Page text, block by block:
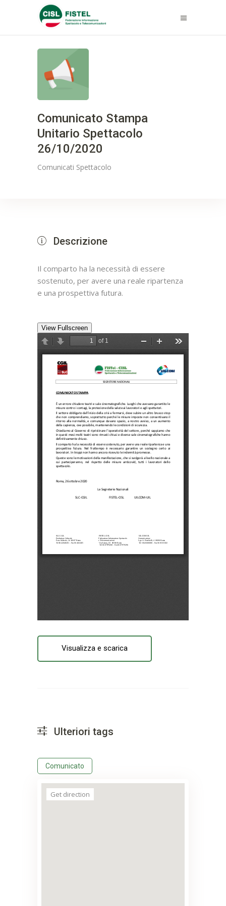
Comunicato Stampa
Unitario Spettacolo
26/10/2020
Comunicati Spettacolo
Descrizione
Il comparto ha la necessità di essere
sostenuto, per avere una reale ripartenza
e una prospettiva futura.
View Fullscreen
Visualizza e scarica
Ulteriori tags
Comunicato
Get direction